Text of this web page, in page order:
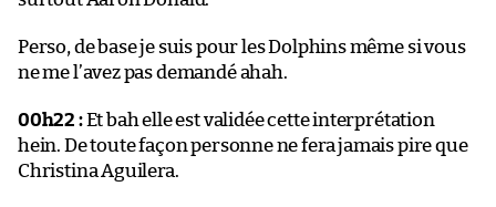
Perso, de base je suis pour les Dolphins même si vous
ne me l’avez pas demandé ahah.
00h22 :Et bah elle est validée cette interprétation
hein. De toute façon personne ne fera jamais pire que
Christina Aguilera.